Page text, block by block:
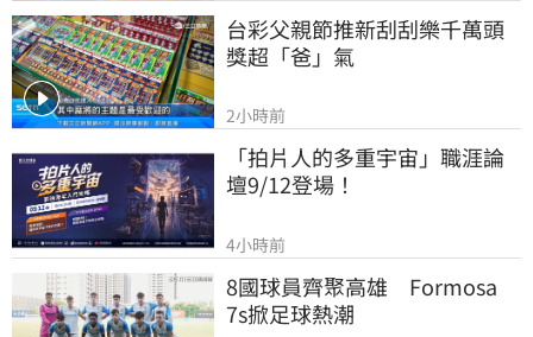
台彩父親節推新刮刮樂千萬頭
獎超「爸」氣
2小時前
「拍片人的多重宇宙」職涯論
壇9/12登場！
4小時前
8國球員齊聚高雄　Formosa
7s掀足球熱潮